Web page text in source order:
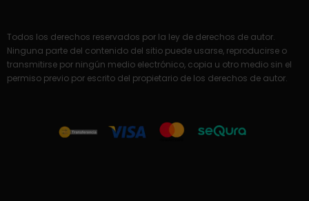
Todos los derechos reservados por la ley de derechos de autor.
Ninguna parte del contenido del sitio puede usarse, reproducirse o
transmitirse por ningún medio electrónico, copia u otro medio sin el
permiso previo por escrito del propietario de los derechos de autor.